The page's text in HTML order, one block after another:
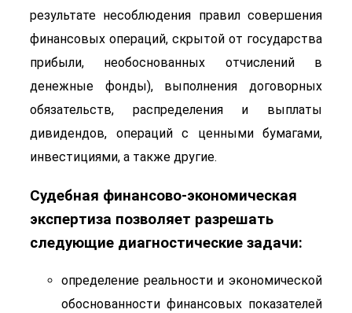
результате несоблюдения правил совершения
финансовых операций, скрытой от государства
прибыли, необоснованных отчислений в
денежные фонды), выполнения договорных
обязательств, распределения и выплаты
дивидендов, операций с ценными бумагами,
инвестициями, а также другие.
Судебная финансово-экономическая
экспертиза позволяет разрешать
следующие диагностические задачи:
определение реальности и экономической
обоснованности финансовых показателей